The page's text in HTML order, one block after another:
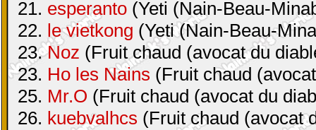
21. esperanto (Yeti (Nain-Beau-
22. le vietkong (Yeti (Nain-Beau-
23.Noz (Fruit chaud (avocat du
23. Ho les Nains (Fruit chaud
25. Mr.O (Fruit chaud (avocat du
26. kuebvalhcs (Fruit chaud (avocat